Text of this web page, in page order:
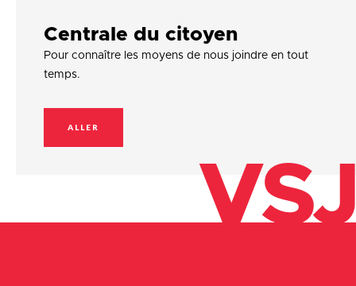
Centrale du citoyen
Pour connaître les moyens de nous joindre en tout
temps.
ALLER
VSJ